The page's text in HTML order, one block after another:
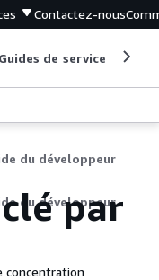
Contactez-nous
Guides de service
du développeur
du développeur
par
concentration